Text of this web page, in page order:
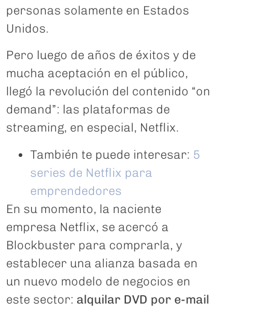
personas solamente en Estados
Unidos.
Pero luego de años de éxitos y de
mucha aceptación en el público,
llegó la revolución del contenido “on
demand”: las plataformas de
streaming, en especial, Netflix.
También te puede interesar: 5
series de Netflix para
emprendedores
En su momento, la naciente
empresa Netflix, se acercó a
Blockbuster para comprarla, y
establecer una alianza basada en
un nuevo modelo de negocios en
este sector: alquilar DVD por e-mail